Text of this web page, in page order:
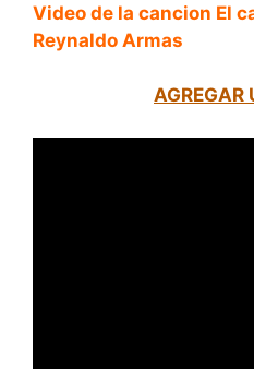
Video de la cancion El
Reynaldo Armas
AGREGAR